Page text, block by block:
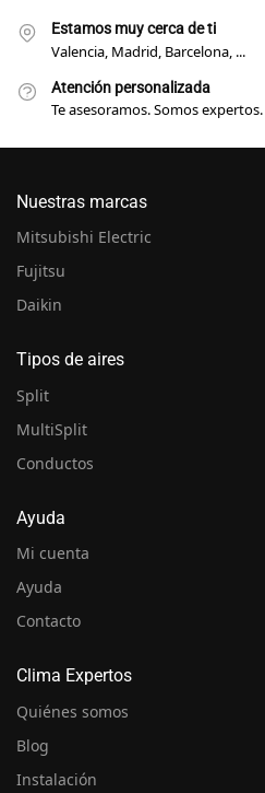
Estamos muy cerca de ti
Valencia, Madrid, Barcelona, ...
Atención personalizada
Te asesoramos. Somos expertos.
Nuestras marcas
Mitsubishi Electric
Fujitsu
Daikin
Tipos de aires
Split
MultiSplit
Conductos
Ayuda
Mi cuenta
Ayuda
Contacto
Clima Expertos
Quiénes somos
Blog
Instalación